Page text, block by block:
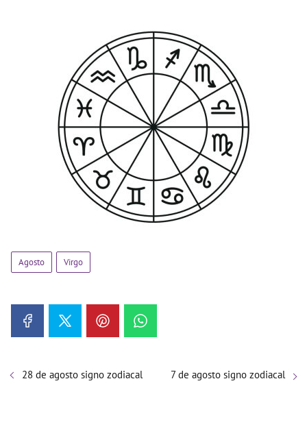
Agosto Virgo
28 de agosto signo zodiacal 7 de agosto signo zodiacal